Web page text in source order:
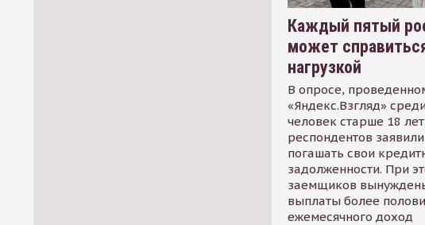
Каждый пятый
может
нагрузкой
В опросе,
«Яндекс.Взгляд»
человек старше 18
респондентов
погашать свои
задолженности. При
заемщиков
выплаты более
ежемесячного доход